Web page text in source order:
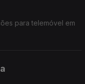
para telemóvel em